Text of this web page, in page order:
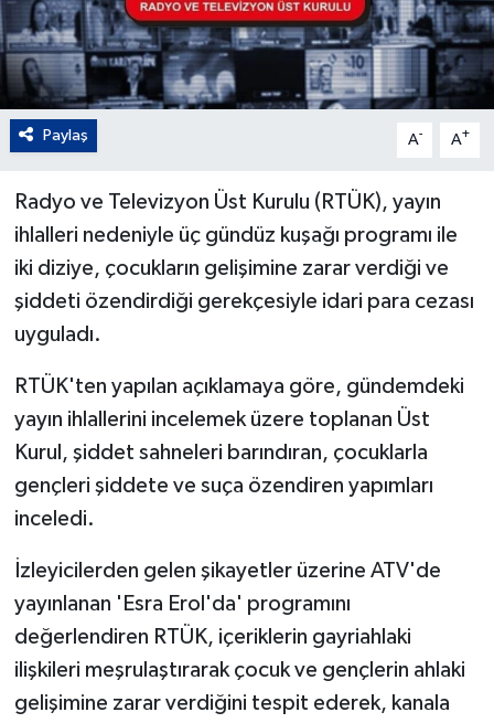
Paylaş A- A+
Radyo ve Televizyon Üst Kurulu (RTÜK), yayın
ihlalleri nedeniyle üç gündüz kuşağı programı ile
iki diziye, çocukların gelişimine zarar verdiği ve
şiddeti özendirdiği gerekçesiyle idari para cezası
uyguladı.
RTÜK'ten yapılan açıklamaya göre, gündemdeki
yayın ihlallerini incelemek üzere toplanan Üst
Kurul, şiddet sahneleri barındıran, çocuklarla
gençleri şiddete ve suça özendiren yapımları
inceledi.
İzleyicilerden gelen şikayetler üzerine ATV'de
yayınlanan 'Esra Erol'da' programını
değerlendiren RTÜK, içeriklerin gayriahlaki
ilişkileri meşrulaştırarak çocuk ve gençlerin ahlaki
gelişimine zarar verdiğini tespit ederek, kanala